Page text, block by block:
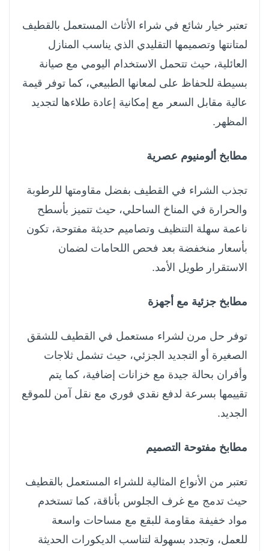
تعتبر خيار شائع في شراء الأثاث المستعمل بالقطيف
لمتانتها وتصميمها التقليدي الذي يناسب المنازل
العائلية، حيث تتحمل الاستخدام اليومي مع صيانة
بسيطة للحفاظ على لمعانها الطبيعي، كما توفر قيمة
عالية مقابل السعر مع إمكانية إعادة طلاءها لتجديد
المظهر.
مطابخ ألومنيوم عصرية
تجذب الشراء في القطيف بفضل مقاومتها للرطوبة
والحرارة في المناخ الساحلي، حيث تتميز بأسطح
ناعمة سهلة التنظيف وتصاميم حديثة مفتوحة، تكون
بأسعار منخفضة بعد فحص اللحامات لضمان
الاستقرار طويل الأمد.
مطابخ جزئية مع أجهزة
توفر حل مرن لشراء مستعمل في القطيف للشقق
الصغيرة أو التجديد الجزئي، حيث تشمل ثلاجات
وأفران بحالة جيدة مع خزانات إضافية، كما يتم
تقييمها بسرعة لدفع نقدي فوري مع نقل آمن للموقع
الجديد.
مطابخ مفتوحة التصميم
تعتبر من الأنواع المثالية للشراء المستعمل بالقطيف
حيث تدمج مع غرف الجلوس بأناقة، كما تستخدم
مواد خفيفة مقاومة للبقع مع مساحات واسعة
للعمل، وتجدد بسهولة لتناسب الديكورات الحديثة